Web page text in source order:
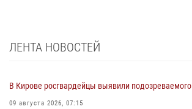
ЛЕНТА НОВОСТЕЙ
В Кирове росгвардейцы выявили
09 августа 2026, 07:15